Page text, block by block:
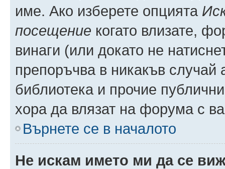
име. Ако изберете опцията
посещение когато влизате,
винаги (или докато не
препоръчва в никакъв случай
библиотека и прочие
хора да влязат на форума с
Върнете се в началото
Не искам името ми да се